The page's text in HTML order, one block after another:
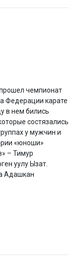
чемпионат
Федерации карате
в нем бились
состязались
у мужчин и
«юноши»
– Тимур
уулу Ызат.
Адашкан